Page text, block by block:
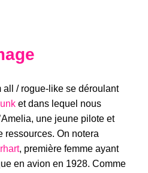
all / rogue-like se déroulant
et dans lequel nous
une jeune pilote et
ressources. On notera
, première femme ayant
en avion en 1928. Comme